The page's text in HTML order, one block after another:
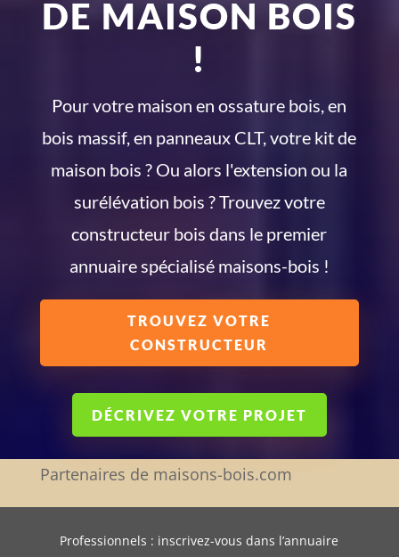
DE MAISON BOIS
!
Pour votre maison en ossature bois, en
bois massif, en panneaux CLT, votre kit de
maison bois ? Ou alors l'extension ou la
surélévation bois ? Trouvez votre
constructeur bois dans le premier
annuaire spécialisé maisons-bois !
TROUVEZ VOTRE
CONSTRUCTEUR
DÉCRIVEZ VOTRE PROJET
Partenaires de maisons-bois.com
Professionnels : inscrivez-vous dans l’annuaire